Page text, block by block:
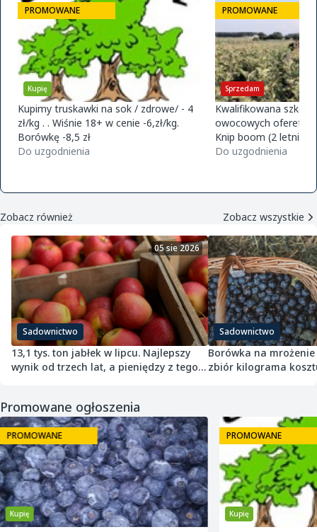
Kupię
PROMOWANE
Kupimy truskawki na sok / zdrowe/ - 4
zł/kg . . Wiśnie 18+ w cenie -6,zł/kg.
Borówkę -8,5 zł
Do uzgodnienia
Sprzedam
PROMOWANE
Kwalifikowana
owocowych ofereta
Knip boom (2 letnie)
golden m9 -jeronimo
Do uzgodnienia
Zobacz również Zobacz wszystkie
Sadownictwo
05 sie 2026
13,1 tys. ton jabłek w lipcu. Najlepszy
wynik od trzech lat, a pieniędzy z tego
Sadownictwo
Borówka na mrożenie
zbiór kilograma
Promowane ogłoszenia
Kupię
PROMOWANE
Kupię
PROMOWANE